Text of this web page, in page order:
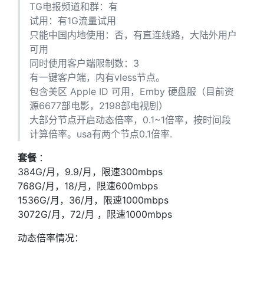
TG电报频道和群：有
试用：有1G流量试用
只能中国内地使用：否，有直连线路，大陆外用户
可用
同时使用客户端限制数：3
有一键客户端，内有vless节点。
包含美区 Apple ID 可用，Emby 硬盘服（目前资
源6677部电影，2198部电视剧）
大部分节点开启动态倍率，0.1~1倍率，按时间段
计算倍率。usa有两个节点0.1倍率.
套餐 ：
384G/月，9.9/月，限速300mbps
768G/月，18/月，限速600mbps
1536G/月，36/月，限速1000mbps
3072G/月，72/月 ，限速1000mbps
动态倍率情况：